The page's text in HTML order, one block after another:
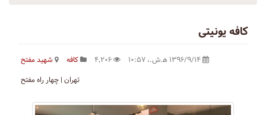
کافه یونیتی
کافه
شهید مفتح
تهران | چهار راه مفتح